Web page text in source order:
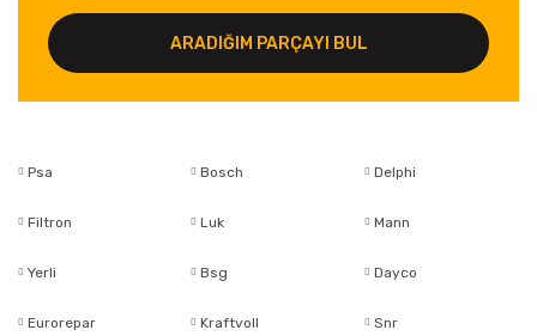
ARADIĞIM PARÇAYI BUL
Psa Bosch Delphi
Filtron Luk Mann
Yerli Bsg Dayco
Eurorepar Kraftvoll Snr